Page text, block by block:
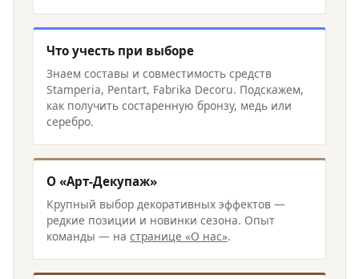
Что учесть при выборе
Знаем составы и совместимость средств
Stamperia, Pentart, Fabrika Decoru. Подскажем,
как получить состаренную бронзу, медь или
серебро.
О «Арт-Декупаж»
Крупный выбор декоративных эффектов —
редкие позиции и новинки сезона. Опыт
команды — на странице «О нас».